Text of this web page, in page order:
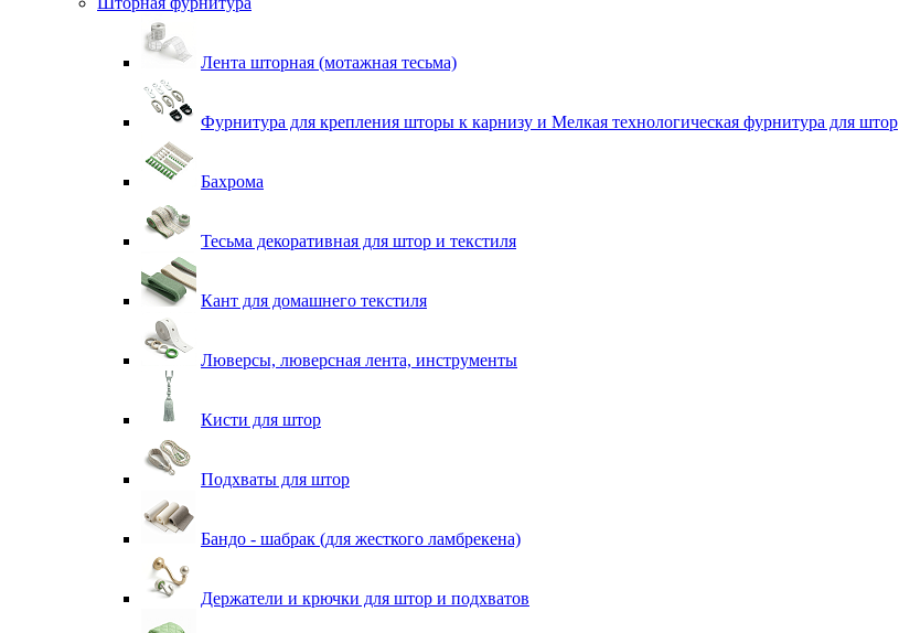
Лента шторная (мотажная тесьма)
Фурнитура для крепления шторы к карнизу и Мелкая технологическая фурнитура для штор
Бахрома
Тесьма декоративная для штор и текстиля
Кант для домашнего текстиля
Люверсы, люверсная лента, инструменты
Кисти для штор
Подхваты для штор
Бандо - шабрак (для жесткого ламбрекена)
Держатели и крючки для штор и подхватов